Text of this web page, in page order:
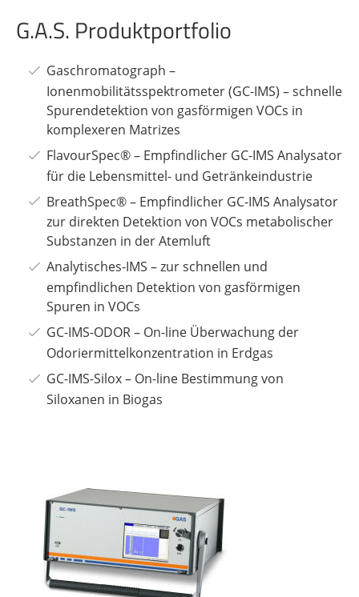
G.A.S. Produktportfolio
Gaschromatograph –
Ionenmobilitätsspektrometer (GC-IMS) – schnelle
Spurendetektion von gasförmigen VOCs in
komplexeren Matrizes
FlavourSpec® – Empfindlicher GC-IMS Analysator
für die Lebensmittel- und Getränkeindustrie
BreathSpec® – Empfindlicher GC-IMS Analysator
zur direkten Detektion von VOCs metabolischer
Substanzen in der Atemluft
Analytisches-IMS – zur schnellen und
empfindlichen Detektion von gasförmigen
Spuren in VOCs
GC-IMS-ODOR – On-line Überwachung der
Odoriermittelkonzentration in Erdgas
GC-IMS-Silox – On-line Bestimmung von
Siloxanen in Biogas